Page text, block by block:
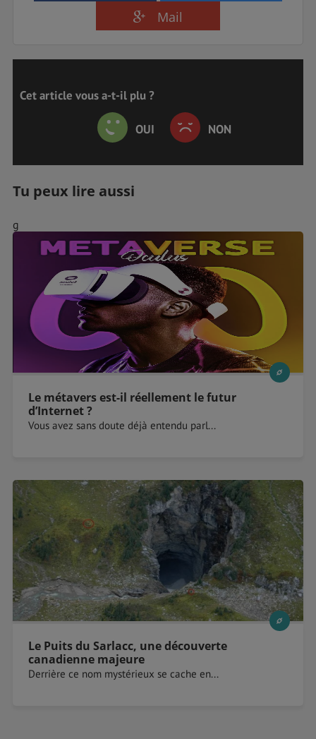
Mail
Cet article vous a-t-il plu ?
OUI NON
Tu peux lire aussi
g
Le métavers est-il réellement le futur
d’Internet ?
Vous avez sans doute déjà entendu parl...
Le Puits du Sarlacc, une découverte
canadienne majeure
Derrière ce nom mystérieux se cache en...